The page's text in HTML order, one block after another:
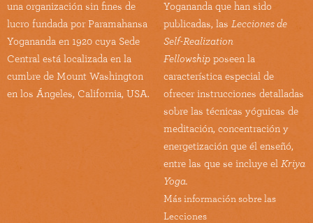
una organización sin fines de
lucro fundada por Paramahansa
Yogananda en 1920 cuya Sede
Central está localizada en la
cumbre de Mount Washington
en los Ángeles, California, USA.
Yogananda que han sido
publicadas, las Lecciones de
Self-Realization
Fellowship poseen la
característica especial de
ofrecer instrucciones detalladas
sobre las técnicas yóguicas de
meditación, concentración y
energetización que él enseñó,
entre las que se incluye el Kriya
Yoga.
Más información sobre las
Lecciones